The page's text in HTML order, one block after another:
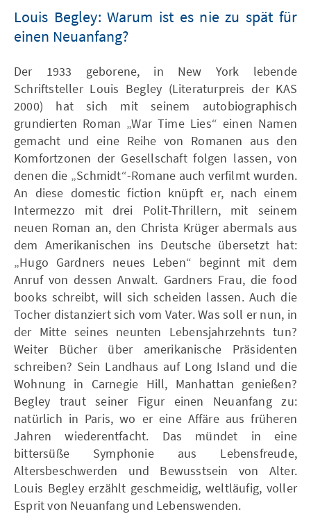
Louis Begley: Warum ist es nie zu spät für
einen Neuanfang?
Der 1933 geborene, in New York lebende
Schriftsteller Louis Begley (Literaturpreis der KAS
2000) hat sich mit seinem autobiographisch
grundierten Roman „War Time Lies“ einen Namen
gemacht und eine Reihe von Romanen aus den
Komfortzonen der Gesellschaft folgen lassen, von
denen die „Schmidt“-Romane auch verfilmt wurden.
An diese domestic fiction knüpft er, nach einem
Intermezzo mit drei Polit-Thrillern, mit seinem
neuen Roman an, den Christa Krüger abermals aus
dem Amerikanischen ins Deutsche übersetzt hat:
„Hugo Gardners neues Leben“ beginnt mit dem
Anruf von dessen Anwalt. Gardners Frau, die food
books schreibt, will sich scheiden lassen. Auch die
Tocher distanziert sich vom Vater. Was soll er nun, in
der Mitte seines neunten Lebensjahrzehnts tun?
Weiter Bücher über amerikanische Präsidenten
schreiben? Sein Landhaus auf Long Island und die
Wohnung in Carnegie Hill, Manhattan genießen?
Begley traut seiner Figur einen Neuanfang zu:
natürlich in Paris, wo er eine Affäre aus früheren
Jahren wiederentfacht. Das mündet in eine
bittersüße Symphonie aus Lebensfreude,
Altersbeschwerden und Bewusstsein von Alter.
Louis Begley erzählt geschmeidig, weltläufig, voller
Esprit von Neuanfang und Lebenswenden.